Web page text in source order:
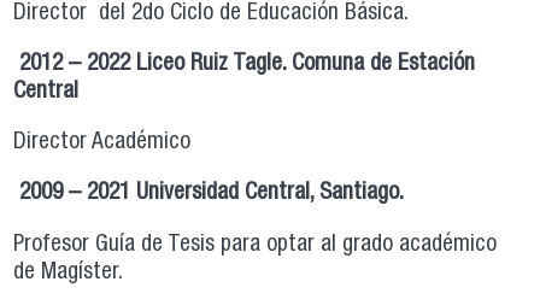
Director del 2do Ciclo de Educación Básica.
2012 – 2022 Liceo Ruiz Tagle. Comuna de Estación
Central
Director Académico
2009 – 2021 Universidad Central, Santiago.
Profesor Guía de Tesis para optar al grado académico
de Magíster.